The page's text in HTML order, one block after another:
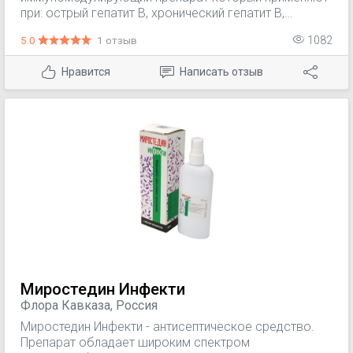
при: острый гепатит B, хронический гепатит B,
хронический миелолейкоз, почечно-клеточная
карцинома, саркома Капоши на фоне СПИД, кожная
T-клеточная лимфома (грибовидный микоз и синдром
Сезари), злокачественная меланома.
5.0 1 отзыв 1082
Нравится Написать отзыв
Миростедин Инфекти
Флора Кавказа, Россия
Миростедин Инфекти - антисептическое средство.
Препарат обладает широким спектром